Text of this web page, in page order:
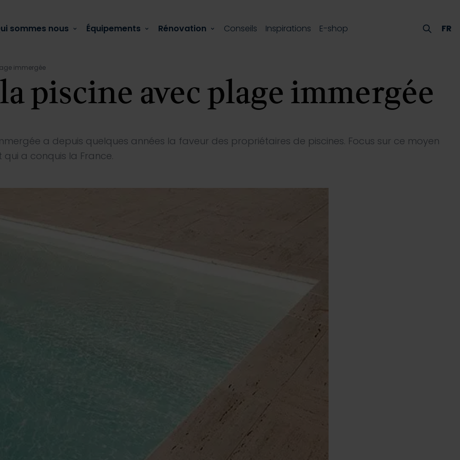
Piscines au meilleur prix
sommes nous
Actualité
Desjoyaux : Le pisciniste continue d’innover pour rester à flot
Équipements
Découvrez nos robots électriques
Rénovation
la réparer ?
Conseils Inspirations E-shop FR
immergée
piscine avec plage immergée
a depuis quelques années la faveur des propriétaires de piscines. Focus sur ce moyen
a conquis la France.